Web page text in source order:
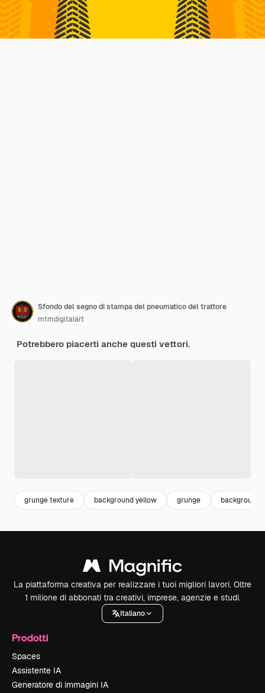
Sfondo del segno di stampa del pneumatico del trattore
mtmdigitalart
Potrebbero piacerti anche questi vettori.
grunge texture background yellow grunge background
La piattaforma creativa per realizzare i tuoi migliori lavori. Oltre
1 milione di abbonati tra creativi, imprese, agenzie e studi.
Italiano
Prodotti
Spaces
Assistente IA
Generatore di immagini IA